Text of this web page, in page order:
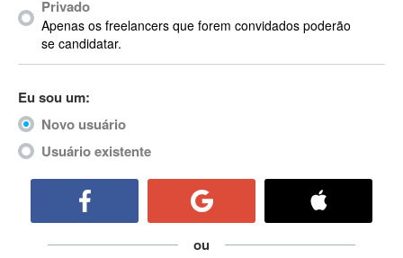
Acronis
ACT
ActionScript
ActionScript 3
Active Directory
ActiveX Data Objects (ADO)
Privado
Apenas os freelancers que forem convidados poderão
se candidatar.
Eu sou um:
Novo usuário
Usuário existente
ou